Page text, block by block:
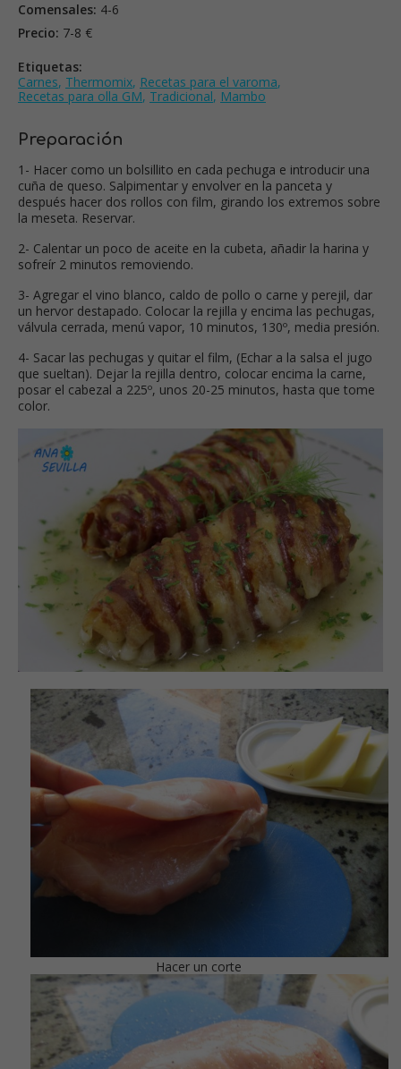
Comensales: 4-6
Precio: 7-8 €
Etiquetas:
Carnes, Thermomix, Recetas para el varoma,
Recetas para olla GM, Tradicional, Mambo
Preparación
1- Hacer como un bolsillito en cada pechuga e introducir una
cuña de queso. Salpimentar y envolver en la panceta y
después hacer dos rollos con film, girando los extremos sobre
la meseta. Reservar.
2- Calentar un poco de aceite en la cubeta, añadir la harina y
sofreír 2 minutos removiendo.
3- Agregar el vino blanco, caldo de pollo o carne y perejil, dar
un hervor destapado. Colocar la rejilla y encima las pechugas,
válvula cerrada, menú vapor, 10 minutos, 130º, media presión.
4- Sacar las pechugas y quitar el film, (Echar a la salsa el jugo
que sueltan). Dejar la rejilla dentro, colocar encima la carne,
posar el cabezal a 225º, unos 20-25 minutos, hasta que tome
color.
Hacer un corte